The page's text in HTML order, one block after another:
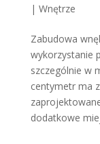
| Wnętrze
Zabudowa
wykorzystanie
szczególnie w
centymetr ma
dodatkowe